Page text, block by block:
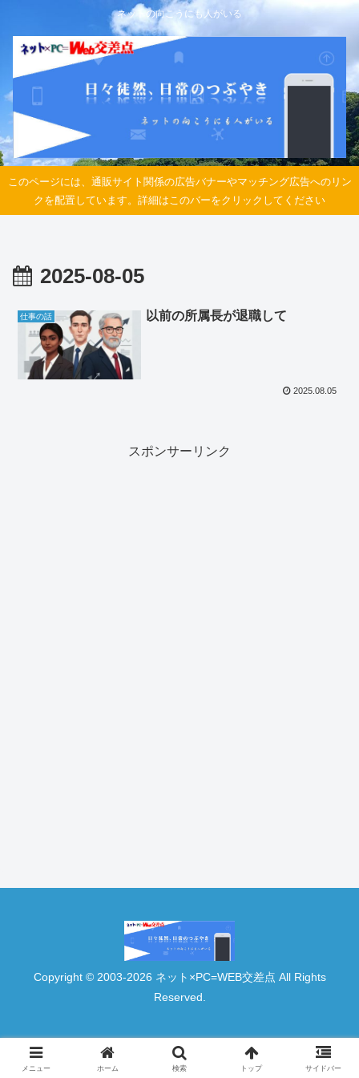
ネットの向こうにも人がいる
このページには、通販サイト関係の広告バナーやマッチング広告へのリン
クを配置しています。詳細はこのバーをクリックしてください
2025-08-05
仕事の話 以前の所属長が退職して
2025.08.05
スポンサーリンク
Copyright © 2003-2026 ネット×PC=WEB交差点 All Rights
Reserved.
メニュー ホーム 検索 トップ サイドバー